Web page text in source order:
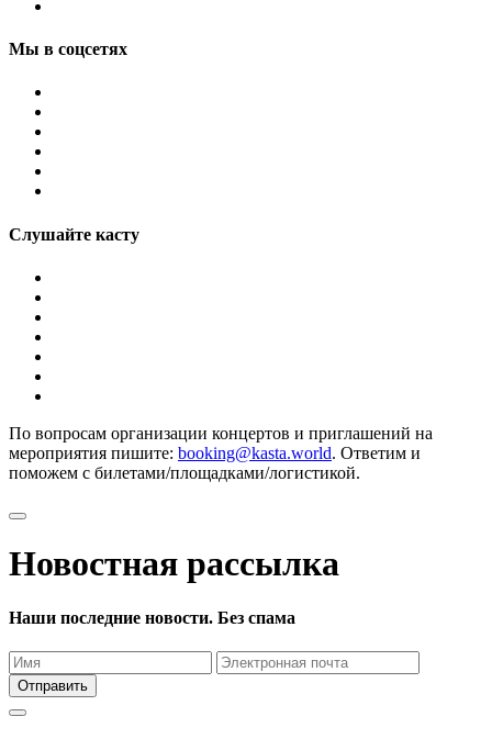
Мы в соцсетях
Слушайте касту
По вопросам организации концертов и приглашений на
мероприятия пишите: booking@kasta.world. Ответим и
поможем с билетами/площадками/логистикой.
Новостная рассылка
Наши последние новости. Без спама
Отправить